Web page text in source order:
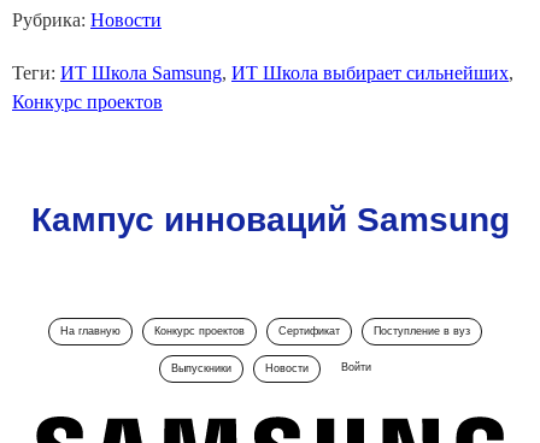
Рубрика: Новости
Теги: ИТ Школа Samsung, ИТ Школа выбирает сильнейших,
Конкурс проектов
Кампус инноваций Samsung
На главную Конкурс проектов Сертификат Поступление в вуз
Выпускники Новости Войти